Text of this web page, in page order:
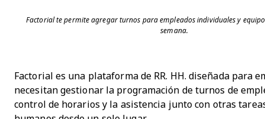
Factorial te permite agregar turnos para empleados individuales y
semana.
Factorial es una plataforma de RR. HH. diseñada para
necesitan gestionar la programación de turnos de
control de horarios y la asistencia junto con otras